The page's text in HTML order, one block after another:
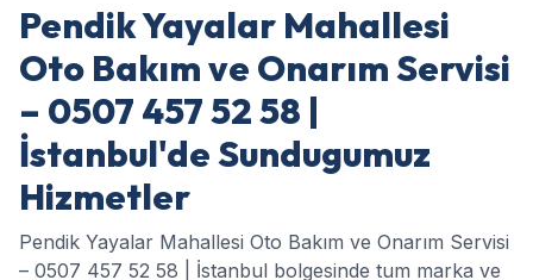
Pendik Yayalar Mahallesi
Oto Bakım ve Onarım Servisi
– 0507 457 52 58 |
İstanbul'de Sundugumuz
Hizmetler
Pendik Yayalar Mahallesi Oto Bakım ve Onarım Servisi
– 0507 457 52 58 | İstanbul bolgesinde tum marka ve